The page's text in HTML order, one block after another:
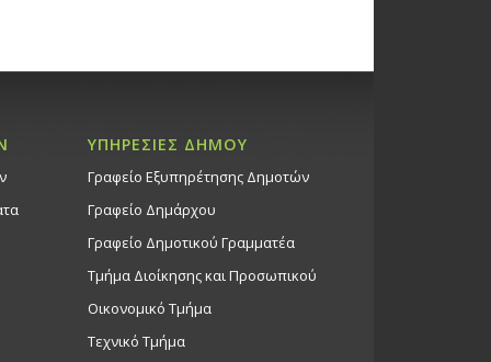
ΥΠΗΡΕΣΙΕΣ ΔΗΜΟΥ
Γραφείο Εξυπηρέτησης Δημοτών
Γραφείο Δημάρχου
Γραφείο Δημοτικού Γραμματέα
Τμήμα Διοίκησης και Προσωπικού
Οικονομικό Τμήμα
Τεχνικό Τμήμα